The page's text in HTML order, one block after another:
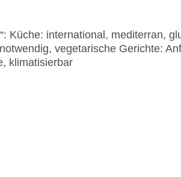
Küche: international, mediterran,
vegetarische Gerichte:
klimatisierbar